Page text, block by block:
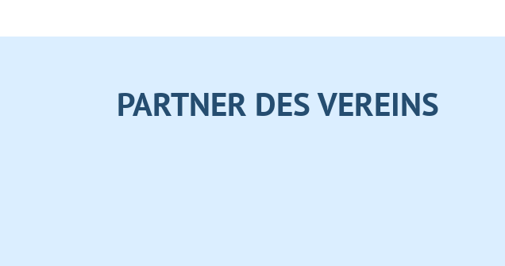
PARTNER DES VEREINS